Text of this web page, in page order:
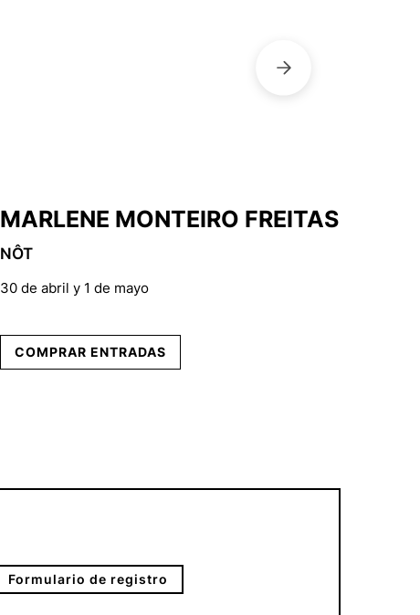
MARLENE MONTEIRO FREITAS
NÔT
30 de abril y 1 de mayo
COMPRAR ENTRADAS
Formulario de registro